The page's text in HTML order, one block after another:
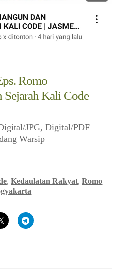
menu
Romo
Kali Code
JPG, Digital/PDF
Warsip
,Kedaulatan Rakyat,Romo